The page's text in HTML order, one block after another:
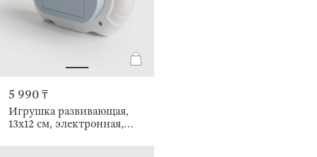
5 990 ₸
Игрушка развивающая,
13х12 см, электронная,